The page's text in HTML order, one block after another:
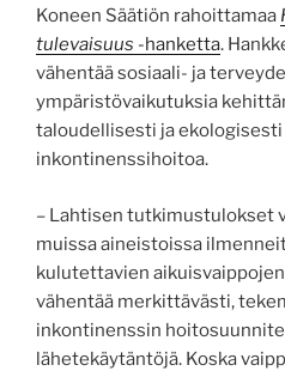
Koneen Säätiön rahoittamaa
tulevaisuus -hanketta.
vähentää sosiaali- ja
ympäristövaikutuksia
taloudellisesti ja ekologisesti
inkontinenssihoitoa.
– Lahtisen tutkimustulokset
muissa aineistoissa
kulutettavien
vähentää merkittävästi,
inkontinenssin
lähetekäytäntöjä. Koska